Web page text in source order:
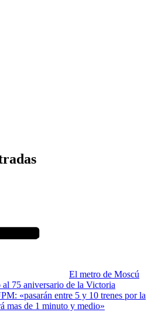
El metro de Moscú
75 aniversario de la Victoria
«pasarán entre 5 y 10 trenes por la
mas de 1 minuto y medio»